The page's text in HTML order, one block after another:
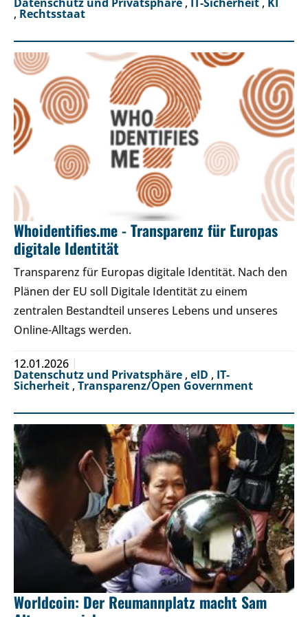
, Rechtsstaat
Whoidentifies.me - Transparenz für Europas
digitale Identität
Transparenz für Europas digitale Identität. Nach den
Plänen der EU soll Digitale Identität zu einem
zentralen Bestandteil unseres Lebens und unseres
Online-Alltags werden.
12.01.2026
Datenschutz und Privatsphäre , eID , IT-
Sicherheit , Transparenz/Open Government
Worldcoin: Der Reumannplatz macht Sam